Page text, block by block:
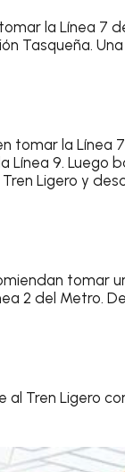
la Línea 7
Tasqueña.
tomar la Línea
Línea 9. Luego
Ligero y
tomar
2 del Metro.
al Tren Ligero